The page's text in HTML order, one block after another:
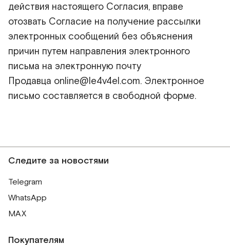
действия настоящего Согласия, вправе
отозвать Согласие на получение рассылки
электронных сообщений без объяснения
причин путем направления электронного
письма на электронную почту
Продавца online@le4v4el.com. Электронное
письмо составляется в свободной форме.
Следите за новостями
Telegram
WhatsApp
MAX
Покупателям